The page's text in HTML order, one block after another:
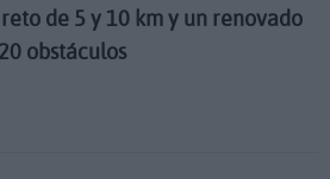
de 5 y 10 km y un renovado
obstáculos